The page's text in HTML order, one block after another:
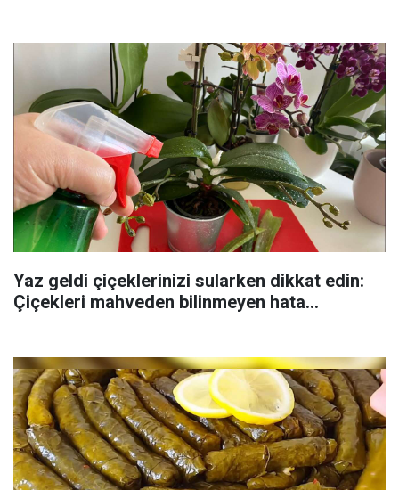
Yaz geldi çiçeklerinizi sularken dikkat edin:
Çiçekleri mahveden bilinmeyen hata...